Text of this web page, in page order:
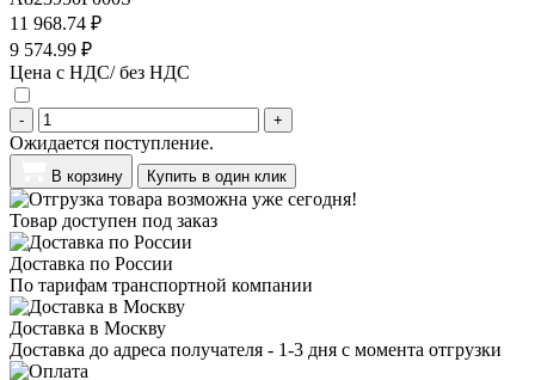
11 968.74 ₽
9 574.99 ₽
Цена с НДС/ без НДС
- +
Ожидается поступление.
В корзину Купить в один клик
Товар доступен под заказ
Доставка по России
По тарифам транспортной компании
Доставка в Москву
Доставка до адреса получателя - 1-3 дня с момента отгрузки